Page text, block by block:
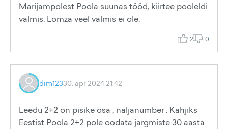
Marijampolest Poola suunas tööd, kiirtee pooleldi
valmis. Lomza veel valmis ei ole.
2 0
dim12330. apr 2024 21:42
Leedu 2+2 on pisike osa , naljanumber . Kahjiks
Eestist Poola 2+2 pole oodata jargmiste 30 aasta